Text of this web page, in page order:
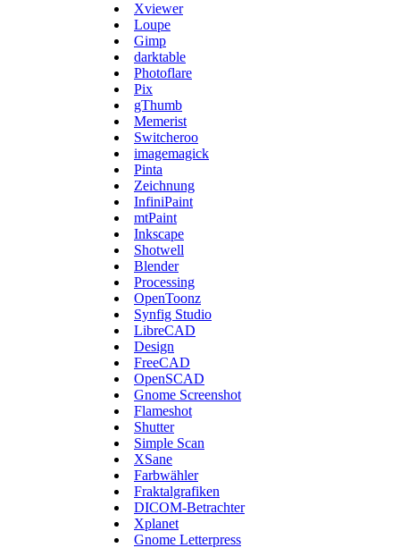
Xviewer
Loupe
Gimp
darktable
Photoflare
Pix
gThumb
Memerist
Switcheroo
imagemagick
Pinta
Zeichnung
InfiniPaint
mtPaint
Inkscape
Shotwell
Blender
Processing
OpenToonz
Synfig Studio
LibreCAD
Design
FreeCAD
OpenSCAD
Gnome Screenshot
Flameshot
Shutter
Simple Scan
XSane
Farbwähler
Fraktalgrafiken
DICOM-Betrachter
Xplanet
Gnome Letterpress